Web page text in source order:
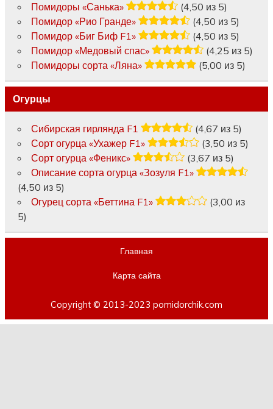
Помидоры «Санька»
(4,50 из 5)
Помидор «Рио Гранде»
(4,50 из 5)
Помидор «Биг Биф F1»
(4,50 из 5)
Помидор «Медовый спас»
(4,25 из 5)
Помидоры сорта «Ляна»
(5,00 из 5)
Огурцы
Сибирская гирлянда F1
(4,67 из 5)
Сорт огурца «Ухажер F1»
(3,50 из 5)
Сорт огурца «Феникс»
(3,67 из 5)
Описание сорта огурца «Зозуля F1»
(4,50 из 5)
Огурец сорта «Беттина F1»
(3,00 из
5)
Главная
Карта сайта
Copyright © 2013-2023 pomidorchik.com